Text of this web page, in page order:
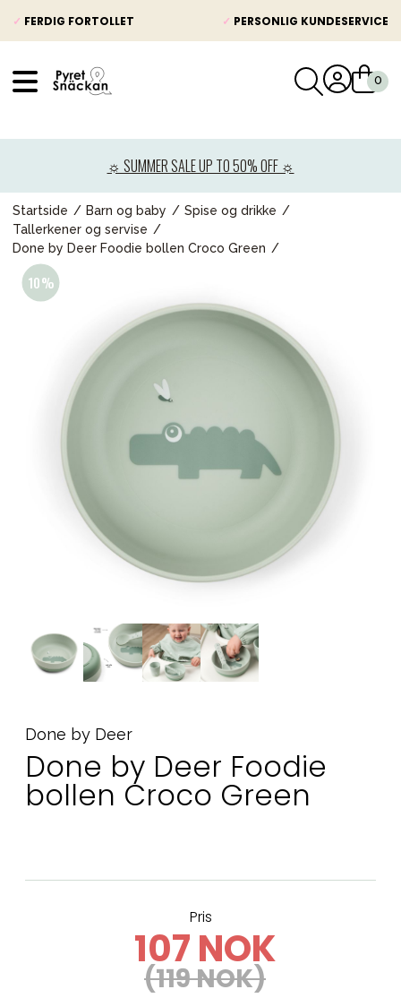
✓ FERDIG FORTOLLET ✓ PERSONLIG KUNDESERVICE
☼ SUMMER SALE UP TO 50% OFF ☼
Startside Barn og baby
Spise og drikke
Tallerkener og servise
Done by Deer Foodie bollen Croco Green
Done by Deer
Done by Deer Foodie
bollen Croco Green
Pris
107 NOK
(119 NOK)
Barnevogner
Bilstol
Babypakke
Leker og spill
Mamma & Pappa
Møbler & seng
Tilbehør
Reservedeler
Kampanjer
Varemerker
Sol og bading Outlet